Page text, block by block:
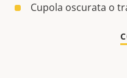
Cupola oscurata o